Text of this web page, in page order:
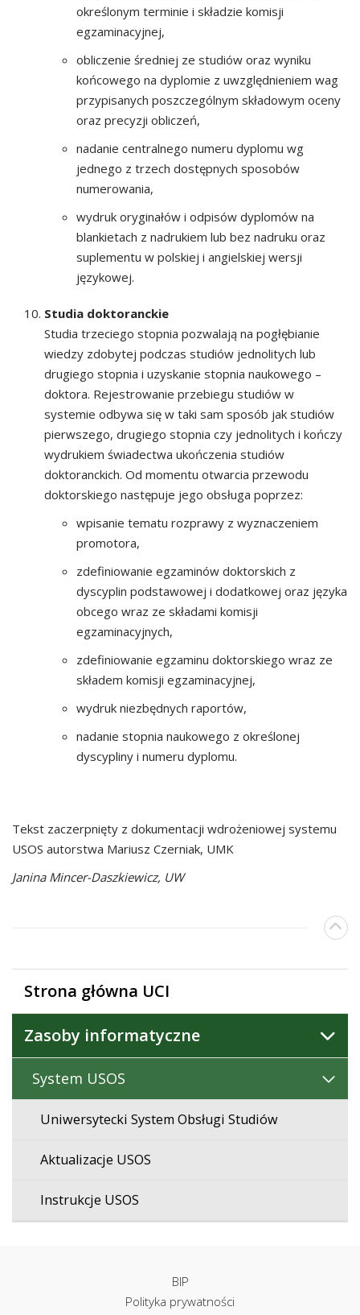
określonym terminie i składzie komisji
egzaminacyjnej,
obliczenie średniej ze studiów oraz wyniku
końcowego na dyplomie z uwzględnieniem wag
przypisanych poszczególnym składowym oceny
oraz precyzji obliczeń,
nadanie centralnego numeru dyplomu wg
jednego z trzech dostępnych sposobów
numerowania,
wydruk oryginałów i odpisów dyplomów na
blankietach z nadrukiem lub bez nadruku oraz
suplementu w polskiej i angielskiej wersji
językowej.
Studia doktoranckie
Studia trzeciego stopnia pozwalają na pogłębianie
wiedzy zdobytej podczas studiów jednolitych lub
drugiego stopnia i uzyskanie stopnia naukowego –
doktora. Rejestrowanie przebiegu studiów w
systemie odbywa się w taki sam sposób jak studiów
pierwszego, drugiego stopnia czy jednolitych i kończy
wydrukiem świadectwa ukończenia studiów
doktoranckich. Od momentu otwarcia przewodu
doktorskiego następuje jego obsługa poprzez:
wpisanie tematu rozprawy z wyznaczeniem
promotora,
zdefiniowanie egzaminów doktorskich z
dyscyplin podstawowej i dodatkowej oraz języka
obcego wraz ze składami komisji
egzaminacyjnych,
zdefiniowanie egzaminu doktorskiego wraz ze
składem komisji egzaminacyjnej,
wydruk niezbędnych raportów,
nadanie stopnia naukowego z określonej
dyscypliny i numeru dyplomu.
Tekst zaczerpnięty z dokumentacji wdrożeniowej systemu
USOS autorstwa Mariusz Czerniak, UMK
Janina Mincer-Daszkiewicz, UW
Strona główna UCI
Zasoby informatyczne
System USOS
Uniwersytecki System Obsługi Studiów
Aktualizacje USOS
Instrukcje USOS
BIP
Polityka prywatności